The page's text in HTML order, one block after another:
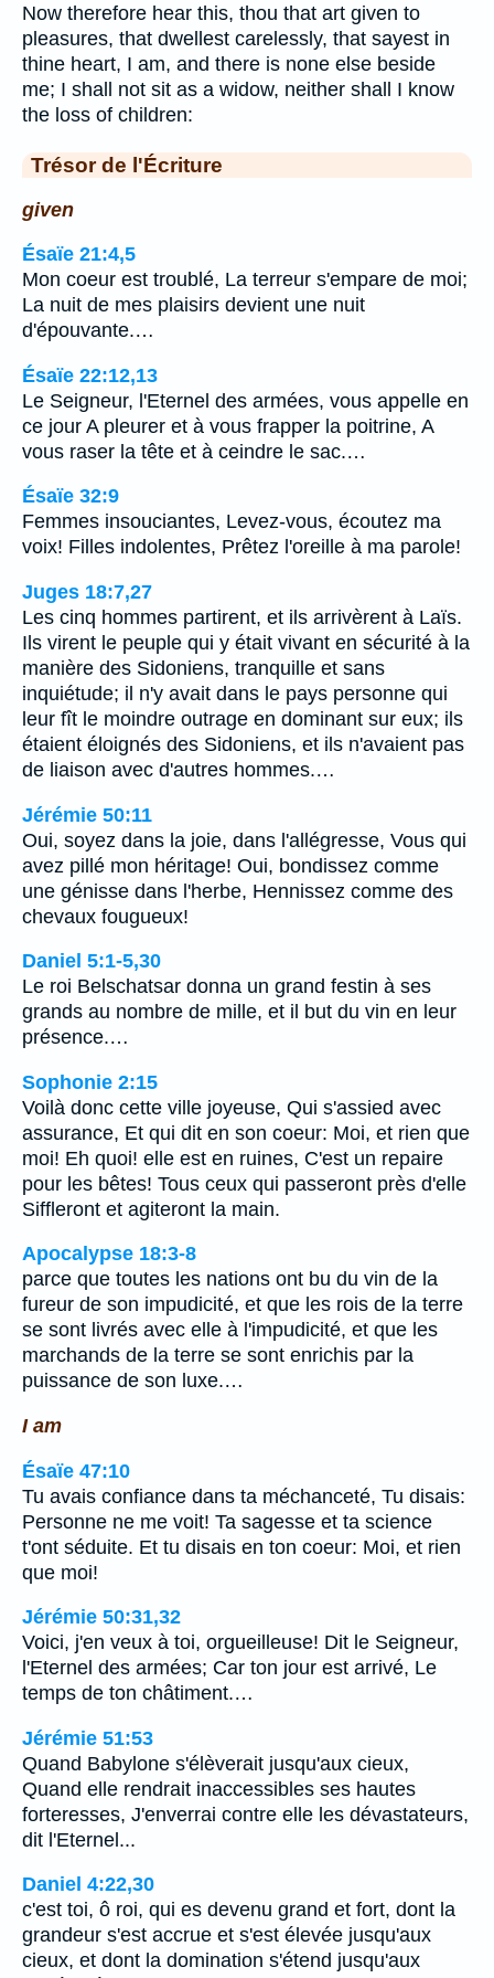
Now therefore hear this, thou that art given to
pleasures, that dwellest carelessly, that sayest in
thine heart, I am, and there is none else beside
me; I shall not sit as a widow, neither shall I know
the loss of children:
Trésor de l'Écriture
given
Ésaïe 21:4,5
Mon coeur est troublé, La terreur s'empare de moi;
La nuit de mes plaisirs devient une nuit
d'épouvante.…
Ésaïe 22:12,13
Le Seigneur, l'Eternel des armées, vous appelle en
ce jour A pleurer et à vous frapper la poitrine, A
vous raser la tête et à ceindre le sac.…
Ésaïe 32:9
Femmes insouciantes, Levez-vous, écoutez ma
voix! Filles indolentes, Prêtez l'oreille à ma parole!
Juges 18:7,27
Les cinq hommes partirent, et ils arrivèrent à Laïs.
Ils virent le peuple qui y était vivant en sécurité à la
manière des Sidoniens, tranquille et sans
inquiétude; il n'y avait dans le pays personne qui
leur fît le moindre outrage en dominant sur eux; ils
étaient éloignés des Sidoniens, et ils n'avaient pas
de liaison avec d'autres hommes.…
Jérémie 50:11
Oui, soyez dans la joie, dans l'allégresse, Vous qui
avez pillé mon héritage! Oui, bondissez comme
une génisse dans l'herbe, Hennissez comme des
chevaux fougueux!
Daniel 5:1-5,30
Le roi Belschatsar donna un grand festin à ses
grands au nombre de mille, et il but du vin en leur
présence.…
Sophonie 2:15
Voilà donc cette ville joyeuse, Qui s'assied avec
assurance, Et qui dit en son coeur: Moi, et rien que
moi! Eh quoi! elle est en ruines, C'est un repaire
pour les bêtes! Tous ceux qui passeront près d'elle
Siffleront et agiteront la main.
Apocalypse 18:3-8
parce que toutes les nations ont bu du vin de la
fureur de son impudicité, et que les rois de la terre
se sont livrés avec elle à l'impudicité, et que les
marchands de la terre se sont enrichis par la
puissance de son luxe.…
I am
Ésaïe 47:10
Tu avais confiance dans ta méchanceté, Tu disais:
Personne ne me voit! Ta sagesse et ta science
t'ont séduite. Et tu disais en ton coeur: Moi, et rien
que moi!
Jérémie 50:31,32
Voici, j'en veux à toi, orgueilleuse! Dit le Seigneur,
l'Eternel des armées; Car ton jour est arrivé, Le
temps de ton châtiment.…
Jérémie 51:53
Quand Babylone s'élèverait jusqu'aux cieux,
Quand elle rendrait inaccessibles ses hautes
forteresses, J'enverrai contre elle les dévastateurs,
dit l'Eternel...
Daniel 4:22,30
c'est toi, ô roi, qui es devenu grand et fort, dont la
grandeur s'est accrue et s'est élevée jusqu'aux
cieux, et dont la domination s'étend jusqu'aux